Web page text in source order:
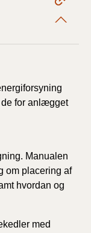
de for anlægget
Manualen
om placering af
hvordan og
med